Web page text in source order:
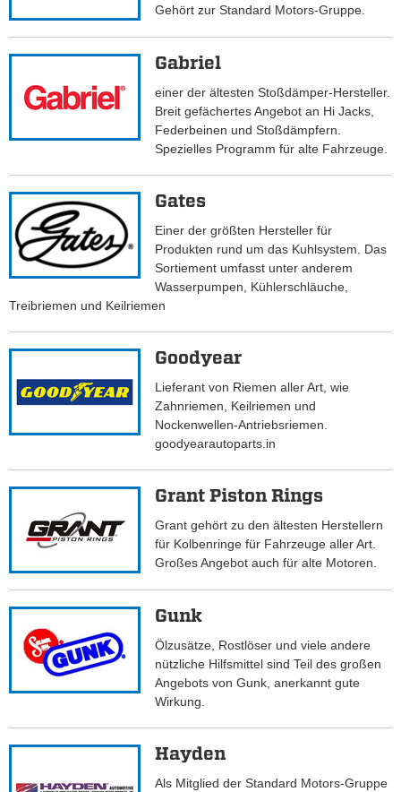
Gehört zur Standard Motors-Gruppe.
Gabriel
einer der ältesten Stoßdämper-Hersteller.
Breit gefächertes Angebot an Hi Jacks,
Federbeinen und Stoßdämpfern.
Spezielles Programm für alte Fahrzeuge.
Gates
Einer der größten Hersteller für
Produkten rund um das Kuhlsystem. Das
Sortiement umfasst unter anderem
Wasserpumpen, Kühlerschläuche,
Treibriemen und Keilriemen
Goodyear
Lieferant von Riemen aller Art, wie
Zahnriemen, Keilriemen und
Nockenwellen-Antriebsriemen.
goodyearautoparts.in
Grant Piston Rings
Grant gehört zu den ältesten Herstellern
für Kolbenringe für Fahrzeuge aller Art.
Großes Angebot auch für alte Motoren.
Gunk
Ölzusätze, Rostlöser und viele andere
nützliche Hilfsmittel sind Teil des großen
Angebots von Gunk, anerkannt gute
Wirkung.
Hayden
Als Mitglied der Standard Motors-Gruppe